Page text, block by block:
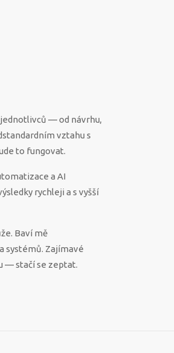
— od návrhu,
vztahu s
to fungovat.
a AI
rychleji a s vyšší
Baví mě
systémů. Zajímavé
— stačí se zeptat.